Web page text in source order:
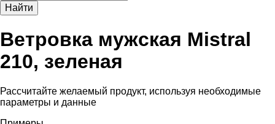
Найти
Ветровка мужская Mistral
210, зеленая
Рассчитайте желаемый продукт, используя необходимые
параметры и данные